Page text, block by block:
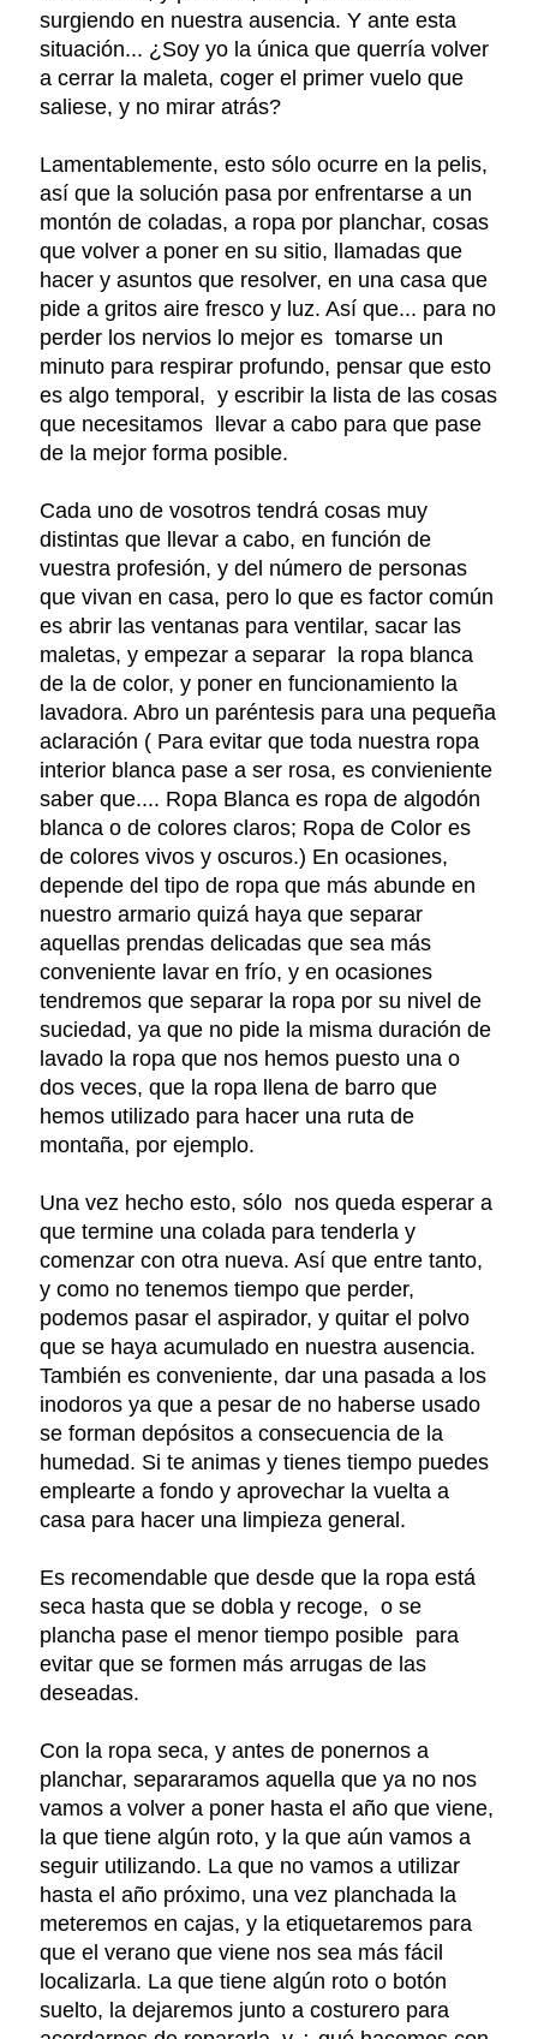
surgiendo en nuestra ausencia. Y ante esta
situación... ¿Soy yo la única que querría volver
a cerrar la maleta, coger el primer vuelo que
saliese, y no mirar atrás?
Lamentablemente, esto sólo ocurre en la pelis,
así que la solución pasa por enfrentarse a un
montón de coladas, a ropa por planchar, cosas
que volver a poner en su sitio, llamadas que
hacer y asuntos que resolver, en una casa que
pide a gritos aire fresco y luz. Así que... para no
perder los nervios lo mejor es tomarse un
minuto para respirar profundo, pensar que esto
es algo temporal, y escribir la lista de las cosas
que necesitamos llevar a cabo para que pase
de la mejor forma posible.
Cada uno de vosotros tendrá cosas muy
distintas que llevar a cabo, en función de
vuestra profesión, y del número de personas
que vivan en casa, pero lo que es factor común
es abrir las ventanas para ventilar, sacar las
maletas, y empezar a separar la ropa blanca
de la de color, y poner en funcionamiento la
lavadora. Abro un paréntesis para una pequeña
aclaración ( Para evitar que toda nuestra ropa
interior blanca pase a ser rosa, es convieniente
saber que.... Ropa Blanca es ropa de algodón
blanca o de colores claros; Ropa de Color es
de colores vivos y oscuros.) En ocasiones,
depende del tipo de ropa que más abunde en
nuestro armario quizá haya que separar
aquellas prendas delicadas que sea más
conveniente lavar en frío, y en ocasiones
tendremos que separar la ropa por su nivel de
suciedad, ya que no pide la misma duración de
lavado la ropa que nos hemos puesto una o
dos veces, que la ropa llena de barro que
hemos utilizado para hacer una ruta de
montaña, por ejemplo.
Una vez hecho esto, sólo nos queda esperar a
que termine una colada para tenderla y
comenzar con otra nueva. Así que entre tanto,
y como no tenemos tiempo que perder,
podemos pasar el aspirador, y quitar el polvo
que se haya acumulado en nuestra ausencia.
También es conveniente, dar una pasada a los
inodoros ya que a pesar de no haberse usado
se forman depósitos a consecuencia de la
humedad. Si te animas y tienes tiempo puedes
emplearte a fondo y aprovechar la vuelta a
casa para hacer una limpieza general.
Es recomendable que desde que la ropa está
seca hasta que se dobla y recoge, o se
plancha pase el menor tiempo posible para
evitar que se formen más arrugas de las
deseadas.
Con la ropa seca, y antes de ponernos a
planchar, separaramos aquella que ya no nos
vamos a volver a poner hasta el año que viene,
la que tiene algún roto, y la que aún vamos a
seguir utilizando. La que no vamos a utilizar
hasta el año próximo, una vez planchada la
meteremos en cajas, y la etiquetaremos para
que el verano que viene nos sea más fácil
localizarla. La que tiene algún roto o botón
suelto, la dejaremos junto a costurero para